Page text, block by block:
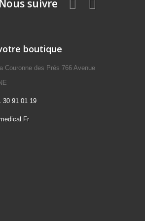
Nous suivre
boutique
Couronne des Prés 766 Avenue
30 91 01 19